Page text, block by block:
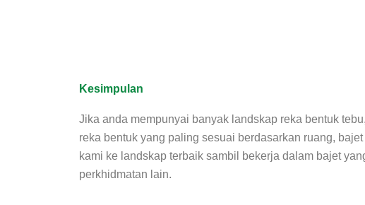
Kesimpulan
Jika anda mempunyai banyak landskap reka bentuk
reka bentuk yang paling sesuai berdasarkan ruang,
kami ke landskap terbaik sambil bekerja dalam bajet
perkhidmatan lain.